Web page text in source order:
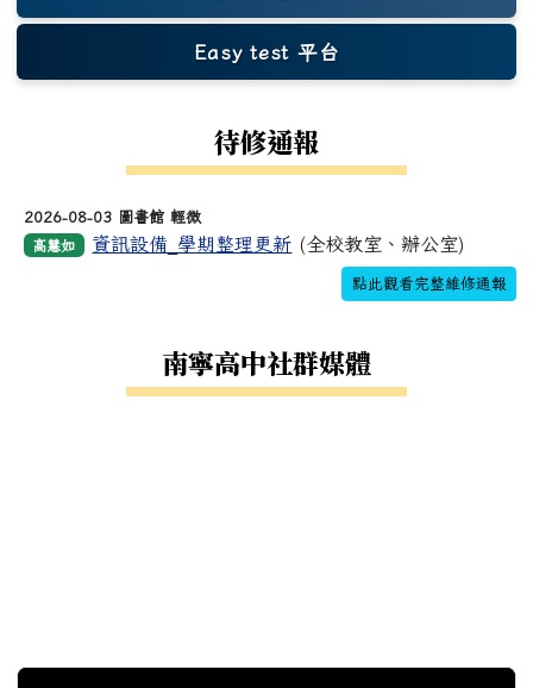
Easy test 平台
(另開新視窗)
待修通報
2026-08-03 圖書館 輕微
高慧如 資訊設備_學期整理更新 (全校教室、辦公室)
點此觀看完整維修通報
南寧高中社群媒體